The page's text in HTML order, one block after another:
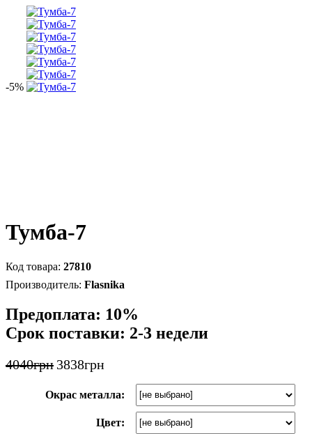
-5%
Тумба-7
27810
Flasnika
Предоплата: 10%
Срок поставки: 2-3 недели
4040грн 3838грн
Окрас металла:
Цвет: